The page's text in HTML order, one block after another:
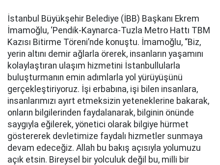
İstanbul Büyükşehir Belediye (İBB) Başkanı Ekrem
İmamoğlu, ‘Pendik-Kaynarca-Tuzla Metro Hattı TBM
Kazısı Bitirme Töreni’nde konuştu. İmamoğlu, “Biz,
yerin altını demir ağlarla örerek, insanların yaşamını
kolaylaştıran ulaşım hizmetini İstanbullularla
buluşturmanın emin adımlarla yol yürüyüşünü
gerçekleştiriyoruz. İşi erbabına, işi bilen insanlara,
insanlarımızı ayırt etmeksizin yeteneklerine bakarak,
onların bilgilerinden faydalanarak, bilginin önünde
saygıyla eğilerek, yönetici olarak bilgiye hürmet
göstererek devletimize faydalı hizmetler sunmaya
devam edeceğiz. Allah bu bakış açısıyla yolumuzu
açık etsin. Bireysel bir yolculuk değil bu, milli bir